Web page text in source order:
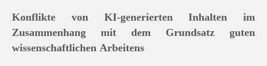
Konflikte von KI-generierten Inhalten im
Zusammenhang mit dem Grundsatz guten
wissenschaftlichen Arbeitens